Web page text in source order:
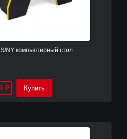
NY компьютерный cтол
₽